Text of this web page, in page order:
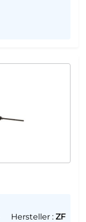
Hersteller : ZF